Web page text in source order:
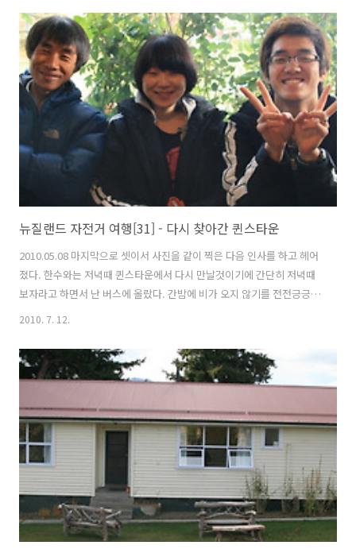
돌라 근처까지 갔다가 행인에게 들은 이야기만 듣고 엄한곳으로 갔고 다
시 방향을 틀어 처음출발 했던 곳으로 되돌아가서 한시간 만에 겨우 입구
를 찾을 수 있었다. 다행히 안내표지판이 있어 쉽게 찾을 수 있었다. 아무
리 급하다고 해서 무턱대고 지나가는 사람 들이 알려주는 정보를 믿다간
큰코를 다칠 수 있다.^^ 그나마 산길이 잘 정리되어 있어 오르기는 쉬..
뉴질랜드 자전거 여행[31] - 다시 찾아간 퀸스타운
2010.05.08 마지막으로 셋이서 사진을 같이 찍은 다음 인사를 하고 헤어
졌다. 한수와는 저녁때 퀸스타운에서 다시 만날것이기에 간단히 저녁때
보자라고 하면서 난 버스에 올랐다. 간밤에 비가 오지 않기를 전전긍긍
쌓였다. 하늘은 맑았는데 갑자기 낮게 깔린 구름이 주변을 하얗게 덥고
있었다. 푸카키 호수에도 구름이 낮게 깔려서 신비하게 다가왔다. 좋지
않은 기억들로 가득했던 크롬웰을 다시 지났다. 예전엔 몰랐는데 이렇게
다시 보니 조용하고 아름다운 도시인것 같았다. Lake Dunstan 2번째 퀸
스타운 방문이다. 지난번에 왔을땐 비만 와서 몰랐는데 맑은날의 퀸스
타..
2010. 7. 12.